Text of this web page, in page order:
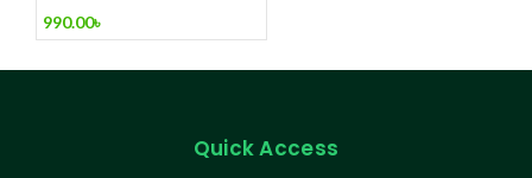
990.00৳
Quick Access